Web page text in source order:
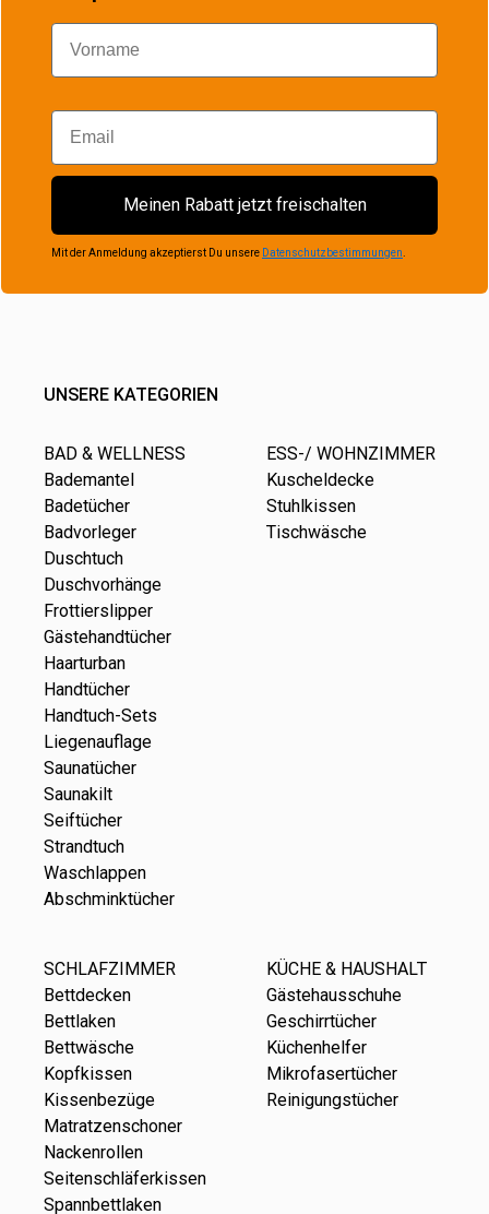
Vorname
Email
Meinen Rabatt jetzt freischalten
Mit der Anmeldung akzeptierst Du unsere Datenschutzbestimmungen
UNSERE KATEGORIEN
BAD & WELLNESS
Bademantel
Badetücher
Badvorleger
Duschtuch
Duschvorhänge
Frottierslipper
Gästehandtücher
Haarturban
Handtücher
Handtuch-Sets
Liegenauflage
Saunatücher
Saunakilt
Seiftücher
Strandtuch
Waschlappen
Abschminktücher
ESS-/ WOHNZIMMER
Kuscheldecke
Stuhlkissen
Tischwäsche
SCHLAFZIMMER
Bettdecken
Bettlaken
Bettwäsche
Kopfkissen
Kissenbezüge
Matratzenschoner
Nackenrollen
Seitenschläferkissen
Spannbettlaken
KÜCHE & HAUSHALT
Gästehausschuhe
Geschirrtücher
Küchenhelfer
Mikrofasertücher
Reinigungstücher